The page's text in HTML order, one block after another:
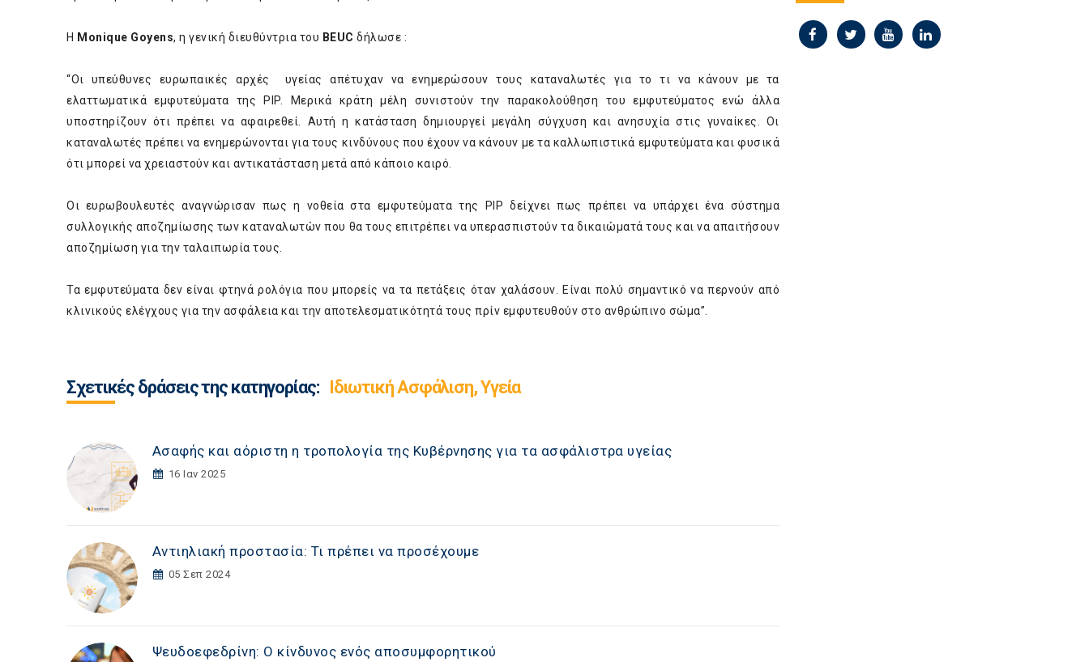
Η Μonique Goyens, η γενική διευθύντρια του BEUC δήλωσε :
“Οι υπεύθυνες ευρωπαικές αρχές υγείας απέτυχαν να ενημερώσουν τους καταναλωτές για το τι να κάνουν με τα
ελαττωματικά εμφυτεύματα της PIP. Μερικά κράτη μέλη συνιστούν την παρακολούθηση του εμφυτεύματος ενώ άλλα
υποστηρίζουν ότι πρέπει να αφαιρεθεί. Αυτή η κατάσταση δημιουργεί μεγάλη σύγχυση και ανησυχία στις γυναίκες. Οι
καταναλωτές πρέπει να ενημερώνονται για τους κινδύνους που έχουν να κάνουν με τα καλλωπιστικά εμφυτεύματα και φυσικά
ότι μπορεί να χρειαστούν και αντικατάσταση μετά από κάποιο καιρό.
Οι ευρωβουλευτές αναγνώρισαν πως η νοθεία στα εμφυτεύματα της PIP δείχνει πως πρέπει να υπάρχει ένα σύστημα
συλλογικής αποζημίωσης των καταναλωτών που θα τους επιτρέπει να υπερασπιστούν τα δικαιώματά τους και να απαιτήσουν
αποζημίωση για την ταλαιπωρία τους.
Τα εμφυτεύματα δεν είναι φτηνά ρολόγια που μπορείς να τα πετάξεις όταν χαλάσουν. Είναι πολύ σημαντικό να περνούν από
κλινικούς ελέγχους για την ασφάλεια και την αποτελεσματικότητά τους πρίν εμφυτευθούν στο ανθρώπινο σώμα”.
Σχετικές δράσεις της κατηγορίας: Ιδιωτική Ασφάλιση, Υγεία
Ασαφής και αόριστη η τροπολογία της Κυβέρνησης για τα ασφάλιστρα υγείας
16 Ιαν 2025
Αντιηλιακή προστασία: Τι πρέπει να προσέχουμε
05 Σεπ 2024
Ψευδοεφεδρίνη: Ο κίνδυνος ενός αποσυμφορητικού